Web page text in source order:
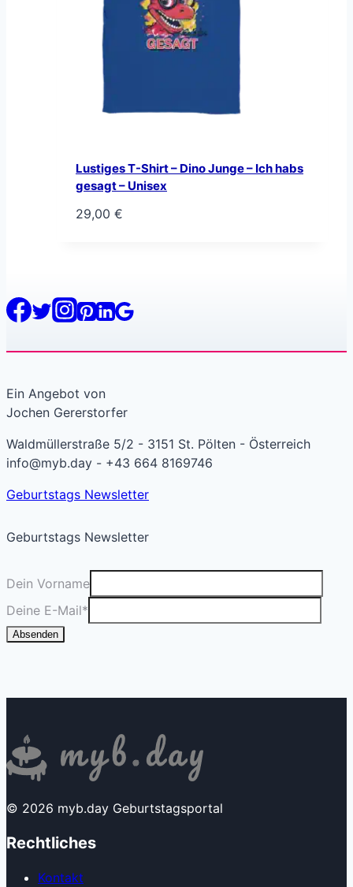
Lustiges T-Shirt – Dino Junge – Ich habs
gesagt – Unisex
29,00 €
Ein Angebot von
Jochen Gererstorfer
Waldmüllerstraße 5/2 - 3151 St. Pölten - Österreich
info@myb.day - +43 664 8169746
Geburtstags Newsletter
Geburtstags Newsletter
Dein Vorname
Deine E-Mail*
Absenden
© 2026 myb.day Geburtstagsportal
Rechtliches
Kontakt